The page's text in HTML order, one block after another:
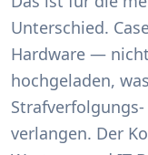
Unterschied.
Hardware —
hochgeladen,
verlangen. Der